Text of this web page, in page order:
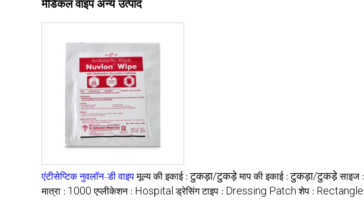
मेडिकल वाइप अन्य उत्पाद
एंटीसेप्टिक नुवलॉन-डी वाइप मूल्य की इकाई :टुकड़ा/टुकड़े माप की इकाई :टुकड़ा/टुकड़े साइज :
मात्रा : 1000 एप्लीकेशन : Hospital ड्रेसिंग टाइप : Dressing Patch शेप : Rectangle